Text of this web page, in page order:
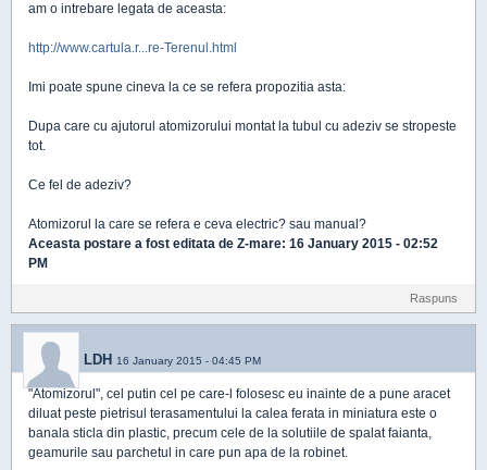
am o intrebare legata de aceasta:
http://www.cartula.r...re-Terenul.html
Imi poate spune cineva la ce se refera propozitia asta:
Dupa care cu ajutorul atomizorului montat la tubul cu adeziv se stropeste
tot.
Ce fel de adeziv?
Atomizorul la care se refera e ceva electric? sau manual?
Aceasta postare a fost editata de Z-mare: 16 January 2015 - 02:52
PM
Raspuns
LDH 16 January 2015 - 04:45 PM
"Atomizorul", cel putin cel pe care-l folosesc eu inainte de a pune aracet
diluat peste pietrisul terasamentului la calea ferata in miniatura este o
banala sticla din plastic, precum cele de la solutiile de spalat faianta,
geamurile sau parchetul in care pun apa de la robinet.